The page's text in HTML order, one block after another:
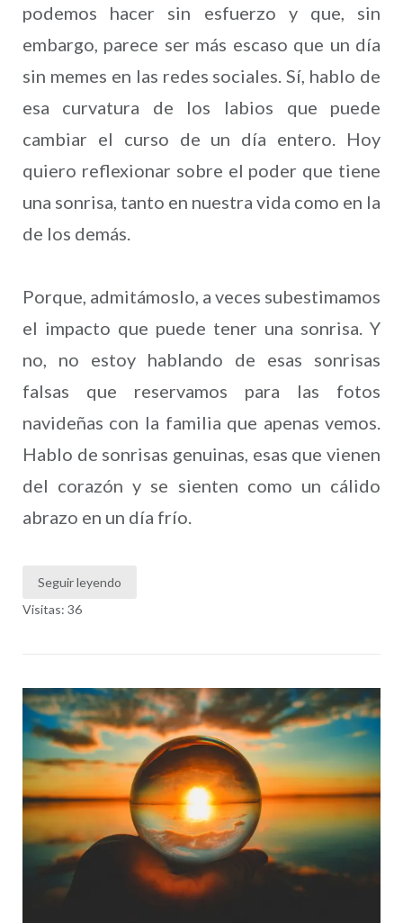
podemos hacer sin esfuerzo y que, sin
embargo, parece ser más escaso que un día
sin memes en las redes sociales. Sí, hablo de
esa curvatura de los labios que puede
cambiar el curso de un día entero. Hoy
quiero reflexionar sobre el poder que tiene
una sonrisa, tanto en nuestra vida como en la
de los demás.
Porque, admitámoslo, a veces subestimamos
el impacto que puede tener una sonrisa. Y
no, no estoy hablando de esas sonrisas
falsas que reservamos para las fotos
navideñas con la familia que apenas vemos.
Hablo de sonrisas genuinas, esas que vienen
del corazón y se sienten como un cálido
abrazo en un día frío.
Seguir leyendo
Visitas: 36